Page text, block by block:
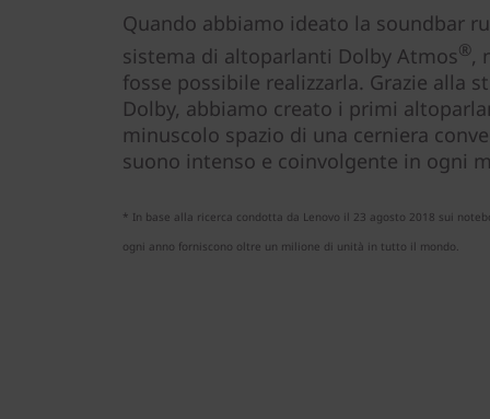
Quando abbiamo ideato la soundbar
sistema di altoparlanti Dolby Atmos®,
fosse possibile realizzarla. Grazie alla
Dolby, abbiamo creato i primi
minuscolo spazio di una cerniera
suono intenso e coinvolgente in ogni
* In base alla ricerca condotta da Lenovo il 23 agosto 2018 sui
ogni anno forniscono oltre un milione di unità in tutto il mondo.